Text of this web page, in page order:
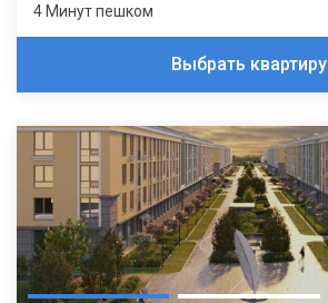
4 Минут пешком
Выбрать квартиру